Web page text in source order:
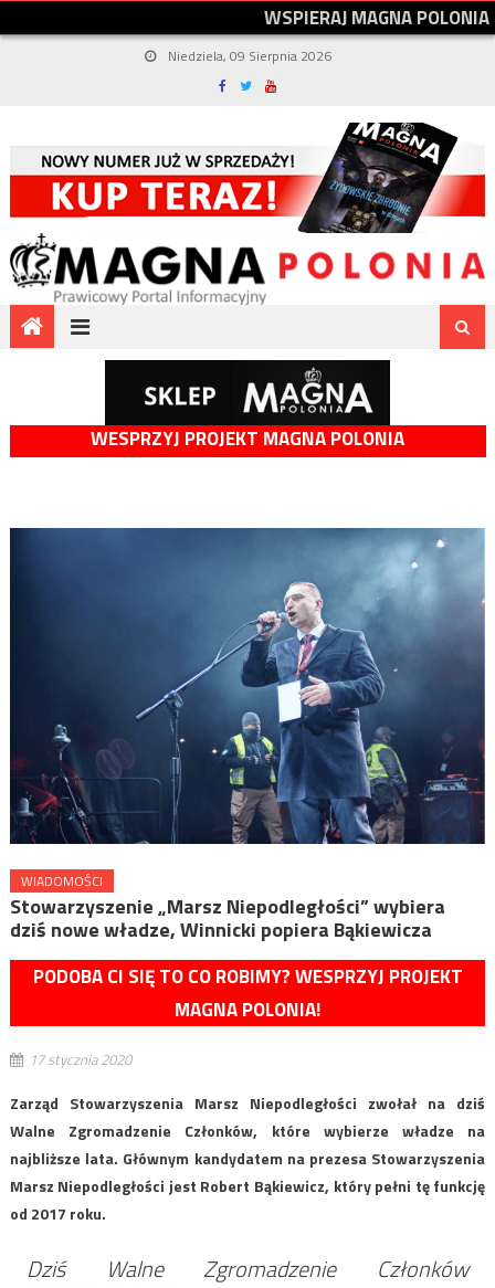
WSPIERAJMAGNAPOLONIA
Niedziela, 09 Sierpnia 2026
WESPRZYJ PROJEKT MAGNA POLONIA
WIADOMOŚCI
Stowarzyszenie „Marsz Niepodległości” wybiera
dziś nowe władze, Winnicki popiera Bąkiewicza
PODOBA CI SIĘ TO CO ROBIMY? WESPRZYJ PROJEKT
MAGNA POLONIA!
17 stycznia 2020
Zarząd Stowarzyszenia Marsz Niepodległości zwołał na dziś
Walne Zgromadzenie Członków, które wybierze władze na
najbliższe lata. Głównym kandydatem na prezesa Stowarzyszenia
Marsz Niepodległości jest Robert Bąkiewicz, który pełni tę funkcję
od 2017 roku.
Dziś Walne Zgromadzenie Członków